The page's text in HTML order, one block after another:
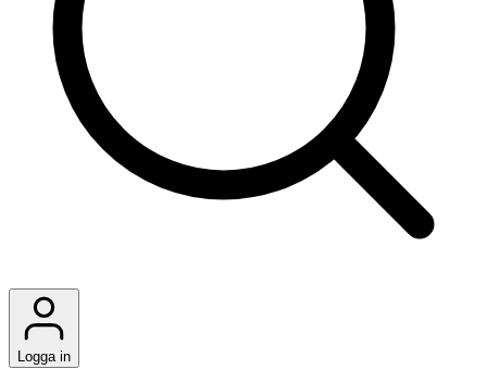
Logga in